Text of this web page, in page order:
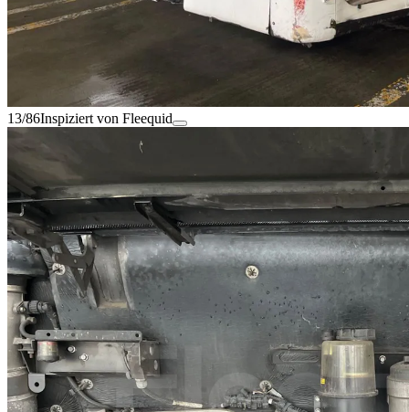
13/86Inspiziert von Fleequid